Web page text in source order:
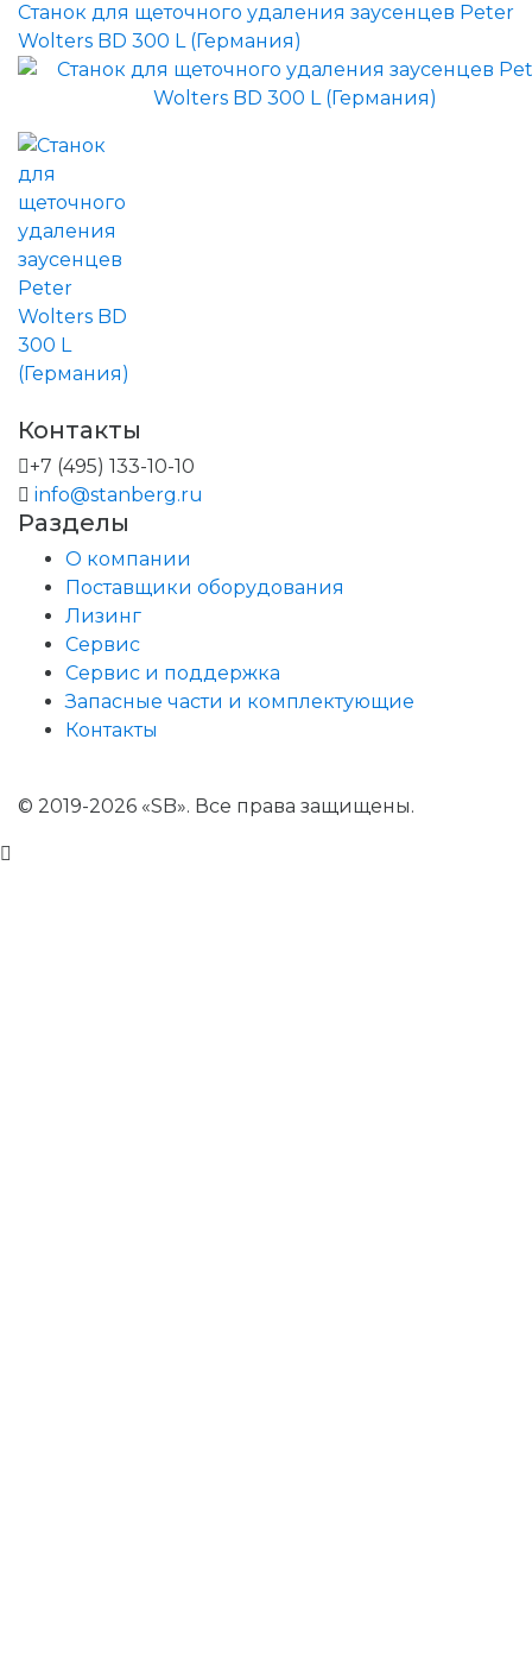
Станок для щеточного удаления заусенцев Peter
Wolters BD 300 L (Германия)
Контакты
+7 (495) 133-10-10
info@stanberg.ru
Разделы
О компании
Поставщики оборудования
Лизинг
Сервис
Сервис и поддержка
Запасные части и комплектующие
Контакты
© 2019-2026 «SB». Все права защищены.